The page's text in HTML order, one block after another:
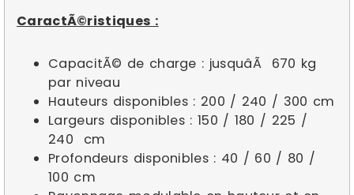
CaractÃ©ristiques :
CapacitÃ© de charge : jusquâÃ 670 kg
par niveau
Hauteurs disponibles : 200 / 240 / 300 cm
Largeurs disponibles : 150 / 180 / 225 /
240 cm
Profondeurs disponibles : 40 / 60 / 80 /
100 cm